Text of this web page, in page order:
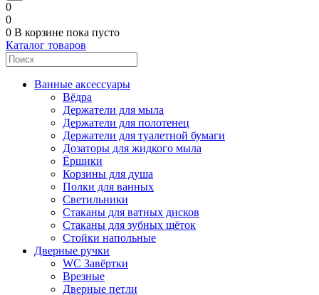
0
0
0 В корзине пока пусто
Каталог товаров
Ванные аксессуары
Вёдра
Держатели для мыла
Держатели для полотенец
Держатели для туалетной бумаги
Дозаторы для жидкого мыла
Ёршики
Корзины для душа
Полки для ванных
Светильники
Стаканы для ватных дисков
Стаканы для зубных щёток
Стойки напольные
Дверные ручки
WC Завёртки
Врезные
Дверные петли